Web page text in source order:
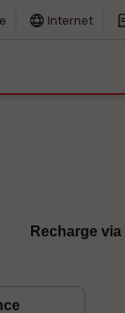
Internet
Recharge